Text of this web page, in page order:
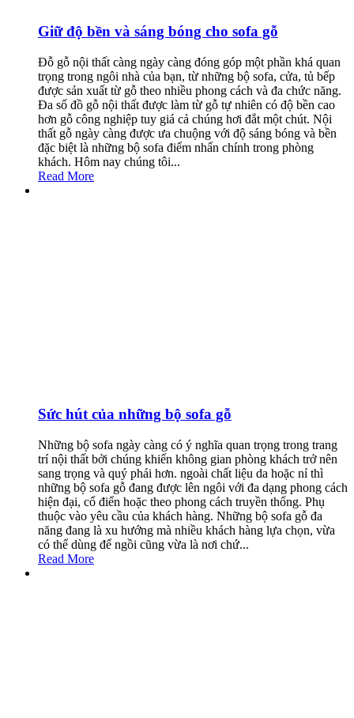
Giữ độ bền và sáng bóng cho sofa gỗ
Đỗ gỗ nội thất càng ngày càng đóng góp một phần khá quan
trọng trong ngôi nhà của bạn, từ những bộ sofa, cửa, tủ bếp
được sản xuất từ gỗ theo nhiều phong cách và đa chức năng.
Đa số đồ gỗ nội thất được làm từ gỗ tự nhiên có độ bền cao
hơn gỗ công nghiệp tuy giá cả chúng hơi đắt một chút. Nội
thất gỗ ngày càng được ưa chuộng với độ sáng bóng và bền
đặc biệt là những bộ sofa điểm nhấn chính trong phòng
khách. Hôm nay chúng tôi...
Read More
Sức hút của những bộ sofa gỗ
Những bộ sofa ngày càng có ý nghĩa quan trọng trong trang
trí nội thất bởi chúng khiến không gian phòng khách trở nên
sang trọng và quý phái hơn. ngoài chất liệu da hoặc nỉ thì
những bộ sofa gỗ đang được lên ngôi với đa dạng phong cách
hiện đại, cổ điển hoặc theo phong cách truyền thống. Phụ
thuộc vào yêu cầu của khách hàng. Những bộ sofa gỗ đa
năng đang là xu hướng mà nhiều khách hàng lựa chọn, vừa
có thể dùng để ngồi cũng vừa là nơi chứ...
Read More